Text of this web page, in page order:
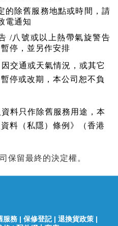
的除舊服務地點或時間，請
電通知
/八號或以上熱帶氣旋警告
停，並另作安排
交通或天氣情況，或其它
停或改期，本公司恕不負
料只作除舊服務用途，本
料（私隱）條例》（香港
保留最終的決定權。
服務 | 保修登記| 退換貨政策 |